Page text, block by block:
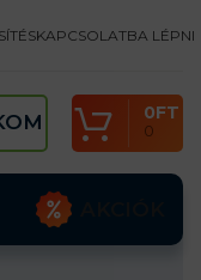
KAPCSOLATBA LÉPNI
0
0FT